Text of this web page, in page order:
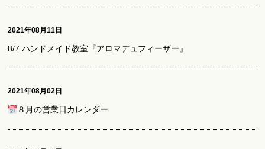
2021年08月11日
8/7 ハンドメイド教室『アロマデュフィーザー』
2021年08月02日
８月の営業日カレンダー